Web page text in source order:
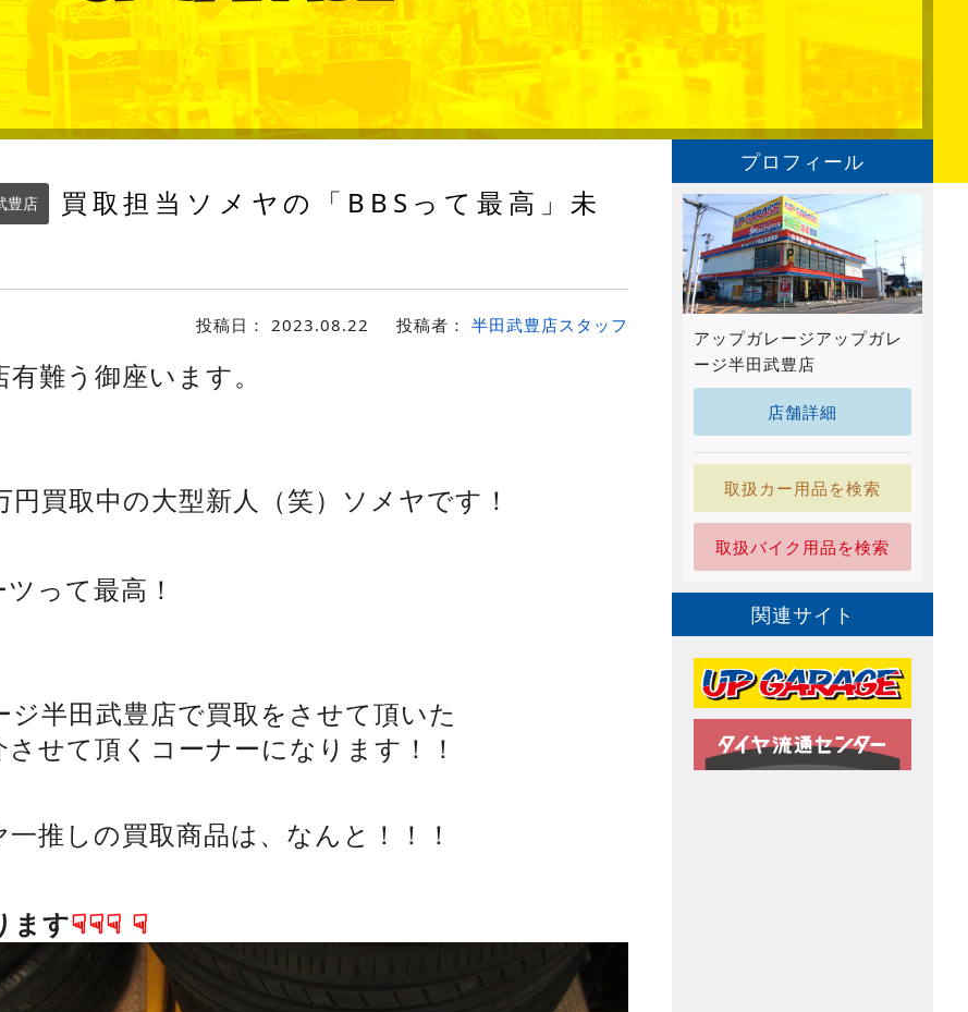
豊店
買取担当ソメヤの「BBSって最高」未
投稿日： 2023.08.22 投稿者： 半田武豊店スタッフ
難う御座います。
円買取中の大型新人（笑）ソメヤです！
って最高！
ジ半田武豊店で買取をさせて頂いた
させて頂くコーナーになります！！
推しの買取商品は、なんと！！！
ます☟☟☟ ☟
プロフィール
アップガレージアップガレ
ージ半田武豊店
店舗詳細
取扱カー用品を検索
取扱バイク用品を検索
関連サイト